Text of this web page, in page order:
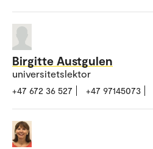
Birgitte Austgulen
universitetslektor
+47 672 36 527 +47 97145073